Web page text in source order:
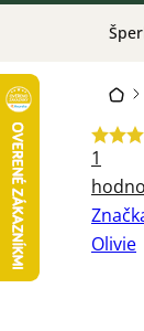
je
1
Olivie